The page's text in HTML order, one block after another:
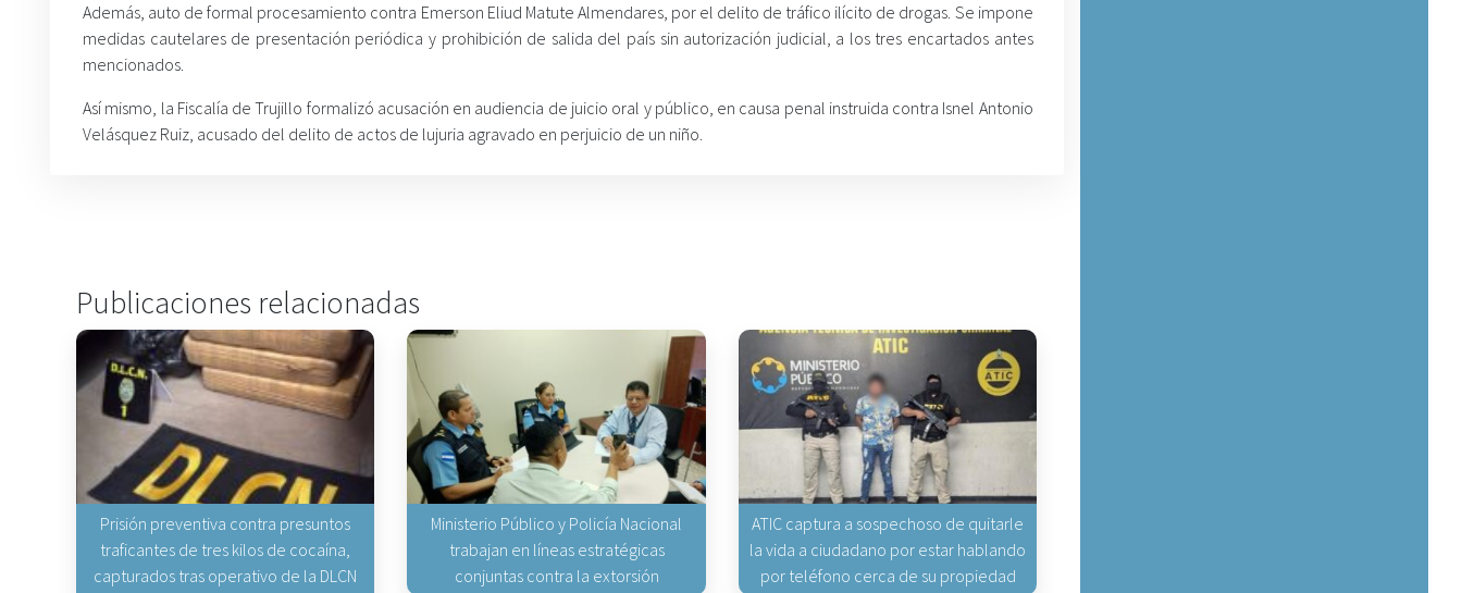
Además, auto de formal procesamiento contra Emerson Eliud Matute Almendares, por el delito de tráfico ilícito de drogas. Se impone
medidas cautelares de presentación periódica y prohibición de salida del país sin autorización judicial, a los tres encartados antes
mencionados.
Así mismo, la Fiscalía de Trujillo formalizó acusación en audiencia de juicio oral y público, en causa penal instruida contra Isnel Antonio
Velásquez Ruiz, acusado del delito de actos de lujuria agravado en perjuicio de un niño.
Publicaciones relacionadas
Prisión preventiva contra presuntos
traficantes de tres kilos de cocaína,
capturados tras operativo de la DLCN
Ministerio Público y Policía Nacional
trabajan en líneas estratégicas
conjuntas contra la extorsión
ATIC captura a sospechoso de quitarle
la vida a ciudadano por estar hablando
por teléfono cerca de su propiedad